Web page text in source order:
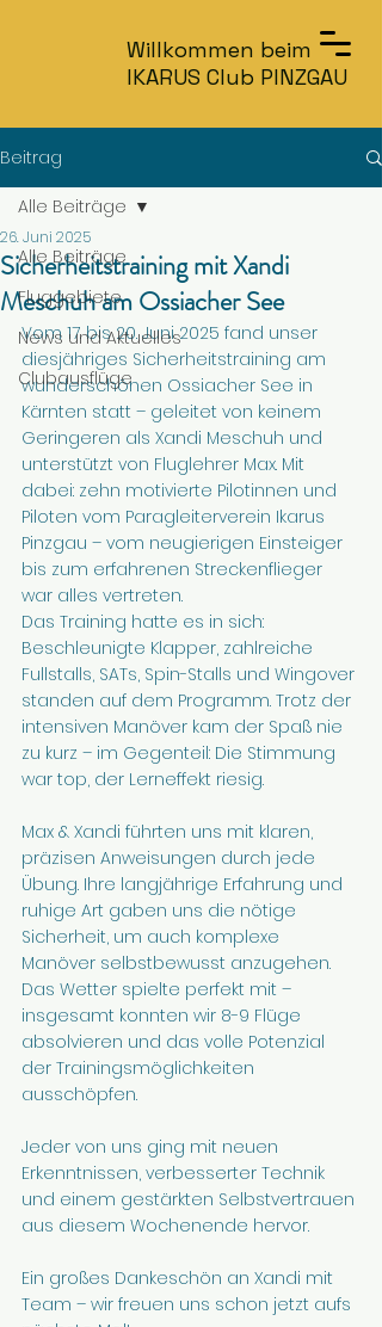
Willkommen beim
IKARUS Club PINZGAU
Beitrag
Alle Beiträge
Fluggebiete
News und Aktuelles
Clubausflüge
Alle Beiträge
Sicherheitstraining mit Xandi
Meschuh am Ossiacher See
26. Juni 2025
Vom 17. bis 20. Juni 2025 fand unser
diesjähriges Sicherheitstraining am
wunderschönen Ossiacher See in
Kärnten statt – geleitet von keinem
Geringeren als Xandi Meschuh und
unterstützt von Fluglehrer Max. Mit
dabei: zehn motivierte Pilotinnen und
Piloten vom Paragleiterverein Ikarus
Pinzgau – vom neugierigen Einsteiger
bis zum erfahrenen Streckenflieger
war alles vertreten.
Das Training hatte es in sich:
Beschleunigte Klapper, zahlreiche
Fullstalls, SATs, Spin-Stalls und Wingover
standen auf dem Programm. Trotz der
intensiven Manöver kam der Spaß nie
zu kurz – im Gegenteil: Die Stimmung
war top, der Lerneffekt riesig.
Max & Xandi führten uns mit klaren,
präzisen Anweisungen durch jede
Übung. Ihre langjährige Erfahrung und
ruhige Art gaben uns die nötige
Sicherheit, um auch komplexe
Manöver selbstbewusst anzugehen.
Das Wetter spielte perfekt mit –
insgesamt konnten wir 8-9 Flüge
absolvieren und das volle Potenzial
der Trainingsmöglichkeiten
ausschöpfen.
Jeder von uns ging mit neuen
Erkenntnissen, verbesserter Technik
und einem gestärkten Selbstvertrauen
aus diesem Wochenende hervor.
Ein großes Dankeschön an Xandi mit
Team – wir freuen uns schon jetzt aufs